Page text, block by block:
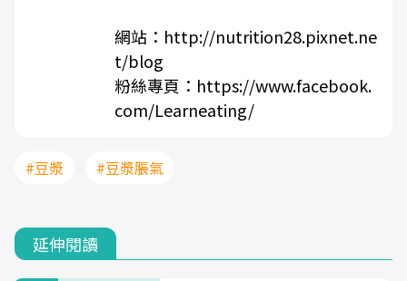
網站： http://nutrition28.pixnet.ne
t/blog
粉絲專頁： https://www.facebook.
com/Learneating/
#豆漿 #豆漿脹氣
延伸閱讀